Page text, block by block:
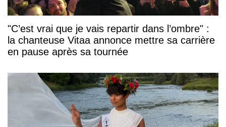
"C’est vrai que je vais repartir dans l’ombre" :
la chanteuse Vitaa annonce mettre sa carrière
en pause après sa tournée